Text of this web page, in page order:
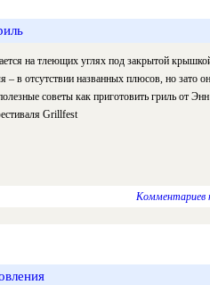
на тлеющих углях под закрытой
– в отсутствии названных плюсов, но зато
советы как приготовить гриль от
Grillfest
Комментариев